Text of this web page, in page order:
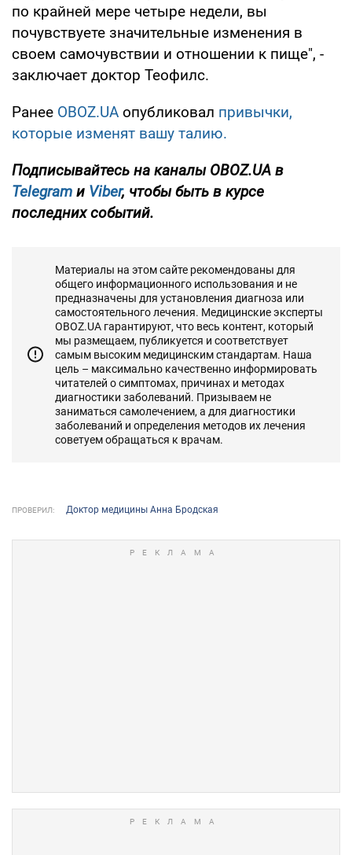
по крайней мере четыре недели, вы
почувствуете значительные изменения в
своем самочувствии и отношении к пище", -
заключает доктор Теофилс.
Ранее OBOZ.UA опубликовал привычки,
которые изменят вашу талию.
Подписывайтесь на каналы OBOZ.UA в
Telegram и Viber, чтобы быть в курсе
последних событий.
Материалы на этом сайте рекомендованы для
общего информационного использования и не
предназначены для установления диагноза или
самостоятельного лечения. Медицинские эксперты
OBOZ.UA гарантируют, что весь контент, который
мы размещаем, публикуется и соответствует
самым высоким медицинским стандартам. Наша
цель – максимально качественно информировать
читателей о симптомах, причинах и методах
диагностики заболеваний. Призываем не
заниматься самолечением, а для диагностики
заболеваний и определения методов их лечения
советуем обращаться к врачам.
ПРОВЕРИЛ: Доктор медицины Анна Бродская